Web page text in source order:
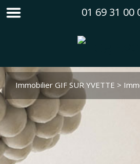
01 69 31 00
Immobilier GIF SUR YVETTE >